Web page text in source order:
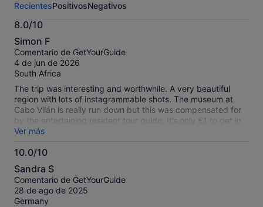
Más
información
sobre
nuestros
comentarios
contrastados.
RecientesPositivosNegativos
8.0/10
8.0
sobre
10
Simon F
Comentario de GetYourGuide
4 de jun de 2026
South Africa
The trip was interesting and worthwhile. A very beautiful
region with lots of instagrammable shots. The museum at
Cabo Vilán is really run down but this was compensated for
by the entertaining resident tour guide. It’s only €1 to get in
so not the end of the world. The place itself is very
picturesque. Muxia is charming, well worth the trip. Finisterre
also very nice, gorgeous views and the busiest of the places
We had lunch in the town, lots of choose and a nice chance
to wander around a bit. Mama Celia’s restaurant was very
nice. It’s a bit away from the main area but very good food.
Ver más
10.0/10
10.0
sobre
10
Sandra S
Comentario de GetYourGuide
28 de ago de 2025
Germany